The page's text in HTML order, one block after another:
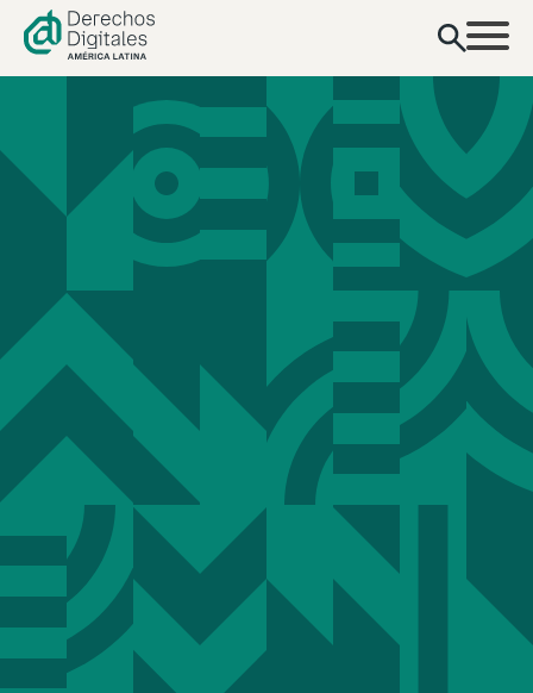
contenido